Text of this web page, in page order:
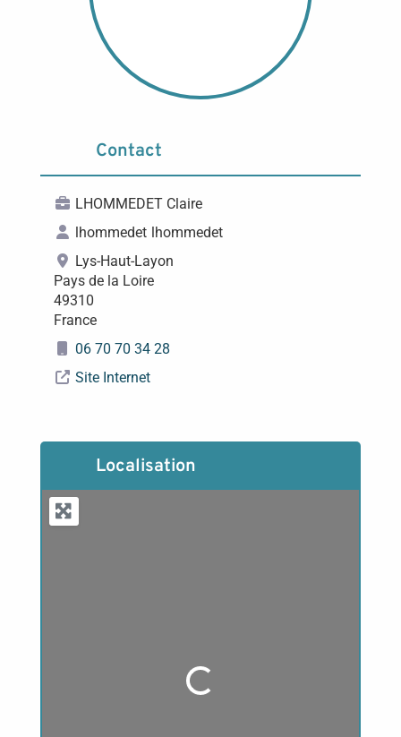
Contact
LHOMMEDET Claire
lhommedet lhommedet
Lys-Haut-Layon
Pays de la Loire
49310
France
06 70 70 34 28
Site Internet
Localisation
Loading...